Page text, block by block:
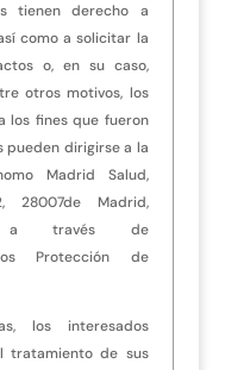
tienen derecho a
como a solicitar la
o, en su caso,
otros motivos, los
los fines que fueron
pueden dirigirse a la
Madrid Salud,
28007de Madrid,
o a través de
Protección de
los interesados
tratamiento de sus